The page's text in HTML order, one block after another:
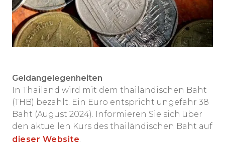
Geldangelegenheiten
In Thailand wird mit dem thailändischen Baht
(THB) bezahlt. Ein Euro entspricht ungefähr 38
Baht (August 2024). Informieren Sie sich über
den aktuellen Kurs des thailändischen Baht auf
dieser Website.